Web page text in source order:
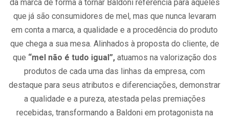
da marca de forma a tornar Baldoni referência para aqueles
que já são consumidores de mel, mas que nunca levaram
em conta a marca, a qualidade e a procedência do produto
que chega a sua mesa. Alinhados à proposta do cliente, de
que “mel não é tudo igual”,atuamos na valorização dos
produtos de cada uma das linhas da empresa, com
destaque para seus atributos e diferenciações, demonstrar
a qualidade e a pureza, atestada pelas premiações
recebidas, transformando a Baldoni em protagonista na